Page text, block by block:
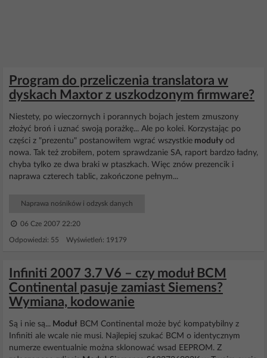
Program do przeliczenia translatora w
dyskach Maxtor z uszkodzonym firmware?
Niestety, po wieczornych i porannych bojach jestem zmuszony
złożyć broń i uznać swoją porażkę... Ale po kolei. Korzystając po
części z "prezentu" postanowiłem wgrać wszystkie moduły od
nowa. Tak też zrobiłem, potem sprawdzanie SA, raport bardzo ładny,
chyba tylko ze dwa braki w ptaszkach. Więc znów prezencik i
naprawa czterech tablic, zakończone pełnym...
Naprawa nośników i odzysk danych
06 Cze 2007 22:20
Odpowiedzi: 55 Wyświetleń: 19179
Infiniti 2007 3.7 V6 – czy moduł BCM
Continental pasuje zamiast Siemens?
Wymiana, kodowanie
Są i nie są... Moduł BCM Continental może być kompatybilny z
Infiniti ale wcale nie musi. Najlepiej szukać BCM o identycznym
numerze ewentualnie można sklonować wsad EEPROM. Z